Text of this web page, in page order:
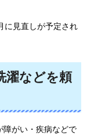
に見直しが予定され
濯などを頼
障がい・疾病などで